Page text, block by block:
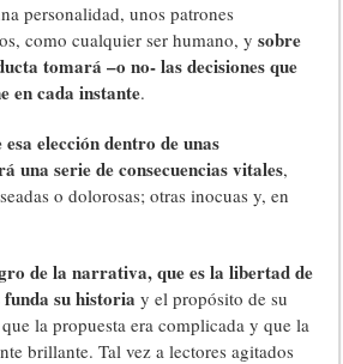
personalidad, unos patrones
como cualquier ser humano, ysobre
tomará –o no- las decisiones que
en cada instante.
esa elección dentro de unas
una serie de consecuencias vitales,
o dolorosas; otras inocuas y, en
de la narrativa, que es la libertad de
su historia y el propósito de su
la propuesta era complicada y que la
brillante. Tal vez a lectores agitados